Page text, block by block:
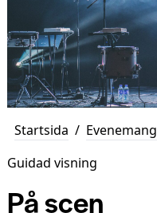
Startsida / Evenemang
Guidad visning
På scen